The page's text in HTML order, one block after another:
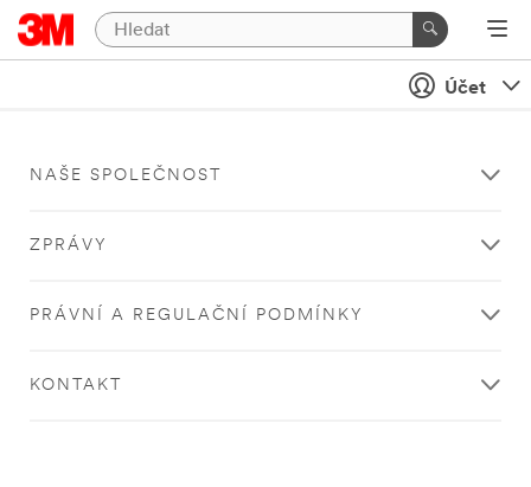
Účet
NAŠE SPOLEČNOST
ZPRÁVY
PRÁVNÍ A REGULAČNÍ PODMÍNKY
KONTAKT